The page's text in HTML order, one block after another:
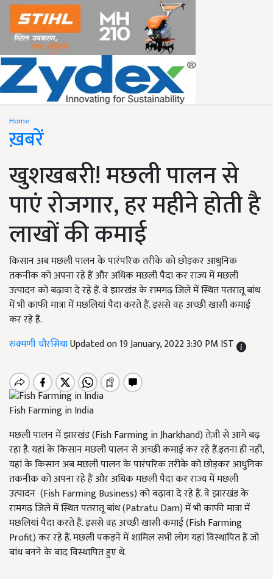
Home
ख़बरें
खुशखबरी! मछली पालन से
पाएं रोजगार, हर महीने होती है
लाखों की कमाई
किसान अब मछली पालन के पारंपरिक तरीके को छोड़कर आधुनिक
तकनीक को अपना रहे हैं और अधिक मछली पैदा कर राज्य में मछली
उत्पादन को बढ़ावा दे रहे हैं. वे झारखंड के रामगढ़ जिले में स्थित पतरातू बांध
में भी काफी मात्रा में मछलियां पैदा करते हैं. इससे वह अच्छी खासी कमाई
कर रहे हैं.
रुक्मणी चौरसियाUpdated on 19 January, 2022 3:30 PM IST
Fish Farming in India
मछली पालन में झारखंड (Fish Farming in Jharkhand) तेज़ी से आगे बढ़
रहा है. यहां के किसान मछली पालन से अच्छी कमाई कर रहे हैं.इतना ही नहीं,
यहां के किसान अब मछली पालन के पारंपरिक तरीके को छोड़कर आधुनिक
तकनीक को अपना रहे हैं और अधिक मछली पैदा कर राज्य में मछली
उत्पादन (Fish Farming Business) को बढ़ावा दे रहे हैं. वे झारखंड के
रामगढ़ जिले में स्थित पतरातू बांध (Patratu Dam) में भी काफी मात्रा में
मछलियां पैदा करते हैं. इससे वह अच्छी खासी कमाई (Fish Farming
Profit) कर रहे हैं. मछली पकड़ने में शामिल सभी लोग यहां विस्थापित हैं जो
बांध बनने के बाद विस्थापित हुए थे.